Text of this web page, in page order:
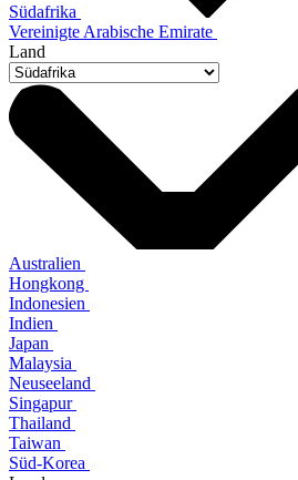
Südafrika
Vereinigte Arabische Emirate
Land
Australien
Hongkong
Indonesien
Indien
Japan
Malaysia
Neuseeland
Singapur
Thailand
Taiwan
Süd-Korea